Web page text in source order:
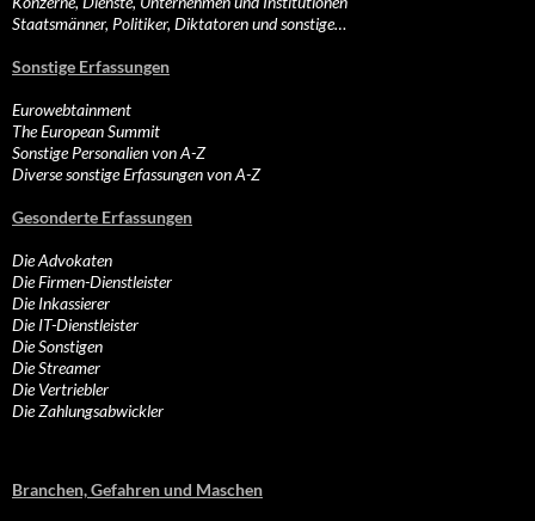
Staatsmänner, Politiker, Diktatoren und sonstige…
Sonstige Erfassungen
Eurowebtainment
The European Summit
Sonstige Personalien von A-Z
Diverse sonstige Erfassungen von A-Z
Gesonderte Erfassungen
Die Advokaten
Die Firmen-Dienstleister
Die Inkassierer
Die IT-Dienstleister
Die Sonstigen
Die Streamer
Die Vertriebler
Die Zahlungsabwickler
Branchen, Gefahren und Maschen